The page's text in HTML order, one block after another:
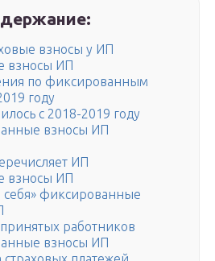
взносы у ИП
взносы ИП
по фиксированным
году
с 2018-2019 году
взносы ИП
ИП
взносы ИП
себя» фиксированные
работников
взносы ИП